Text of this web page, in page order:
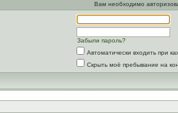
Вам необходимо
Забыли пароль?
Автоматически входить при
Скрыть моё пребывание на